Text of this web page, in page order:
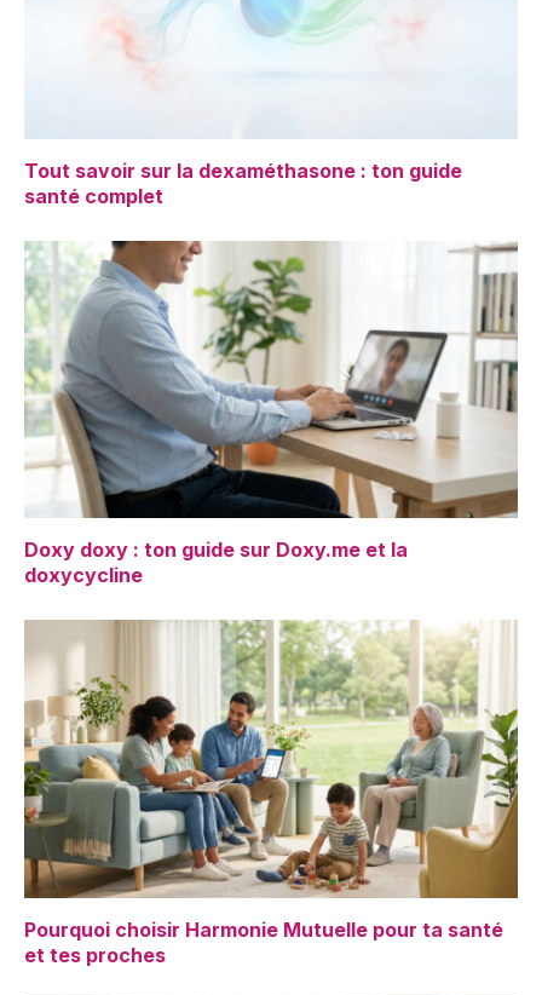
Tout savoir sur la dexaméthasone : ton guide
santé complet
Doxy doxy : ton guide sur Doxy.me et la
doxycycline
Pourquoi choisir Harmonie Mutuelle pour ta santé
et tes proches